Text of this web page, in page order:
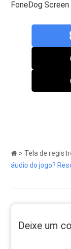
FoneDog Screen
> Tela de
áudio do jogo?
Deixe um